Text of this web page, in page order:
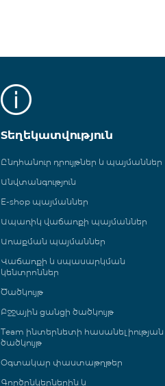
Տեղեկատվություն
Ընդհանուր դրույթներ և պայմաններ
Անվտանգություն
E-shop պայմաններ
Ապառիկ վաճառքի պայմաններ
Առաքման պայմաններ
Վաճառքի և սպասարկման
կենտրոններ
Ծածկույթ
Բջջային ցանցի ծածկույթ
Team ինտերնետի հասանելիության
ծածկույթ
Օգտակար փաստաթղթեր
Գործընկերներին և